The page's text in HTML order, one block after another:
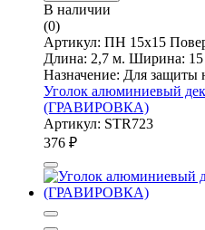
В наличии
(0)
Артикул: ПН 15х15
Длина: 2,7 м. Ширина:
Назначение: Для защиты
Уголок алюминиевый
(ГРАВИРОВКА)
Артикул: STR723
376 ₽